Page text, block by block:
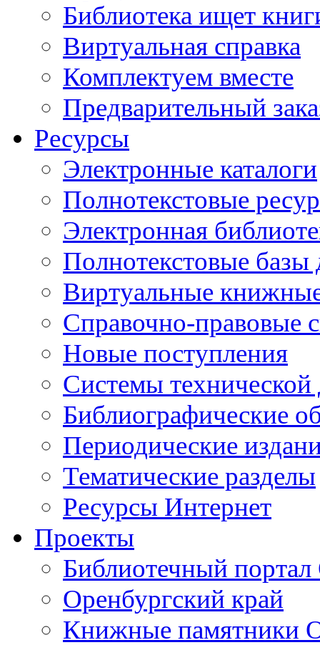
Библиотека ищет
Виртуальная справка
Комплектуем вместе
Предварительный
Ресурсы
Электронные каталоги
Полнотекстовые
Электронная
Полнотекстовые
Виртуальные
Справочно-правовые
Новые поступления
Cистемы
Библиографические
Периодические
Тематические разделы
Ресурсы Интернет
Проекты
Библиотечный портал
Оренбургский край
Книжные памятники